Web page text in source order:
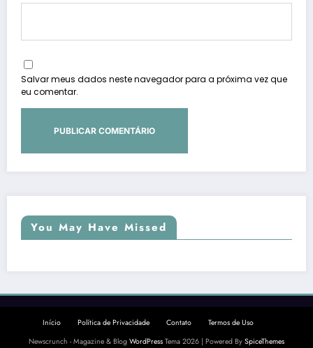
Salvar meus dados neste navegador para a próxima vez que
eu comentar.
You May Have Missed
Início Política de Privacidade Contato
Termos de Uso
Newscrunch - Magazine & Blog WordPress Tema 2026 | Powered By SpiceThemes